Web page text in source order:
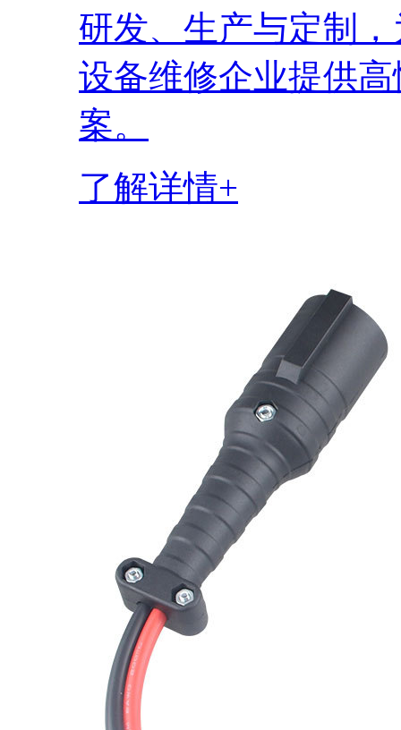
研发、生产与定制
设备维修企业提供
案。
了解详情+